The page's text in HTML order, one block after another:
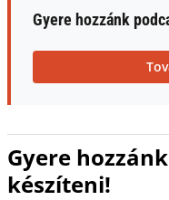
Gyere hozzánk
Gyere
készíteni!